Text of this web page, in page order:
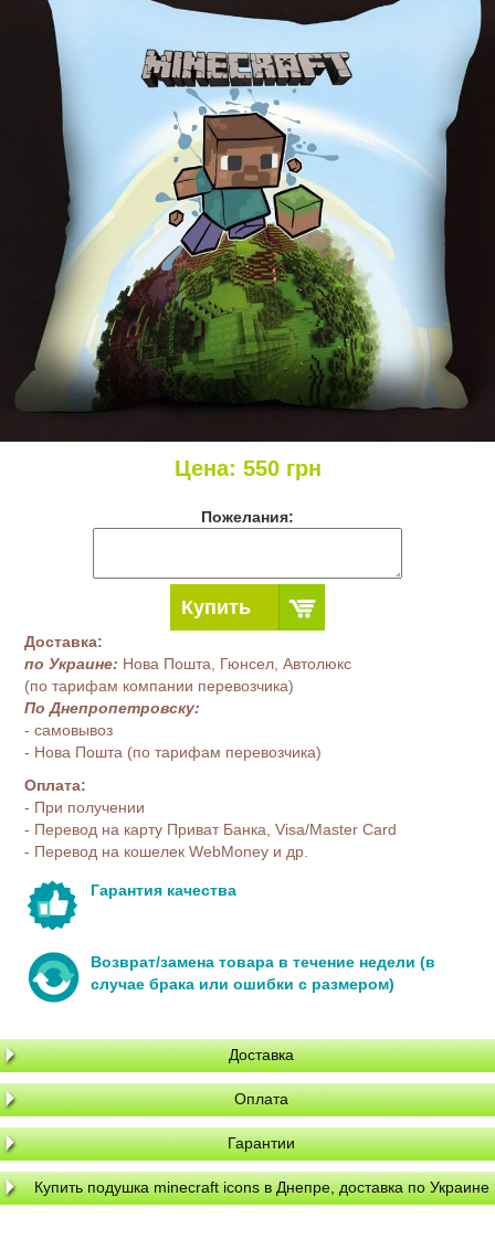
Цена: 550грн
Пожелания:
Купить
Доставка:
по Украине: Нова Пошта, Гюнсел, Автолюкс
(по тарифам компании перевозчика)
По Днепропетровску:
- самовывоз
- Нова Пошта (по тарифам перевозчика)
Оплата:
- При получении
- Перевод на карту Приват Банка, Visa/Master Card
- Перевод на кошелек WebMoney и др.
Гарантия качества
Возврат/замена товара в течение недели (в
случае брака или ошибки с размером)
Доставка
Оплата
Гарантии
Купить подушка minecraft icons в Днепре, доставка по Украине